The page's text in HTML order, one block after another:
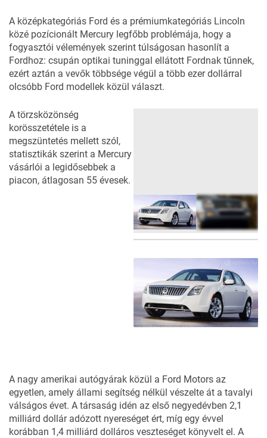
A középkategóriás Ford és a prémiumkategóriás Lincoln
közé pozícionált Mercury legfőbb problémája, hogy a
fogyasztói vélemények szerint túlságosan hasonlít a
Fordhoz: csupán optikai tuninggal ellátott Fordnak tűnnek,
ezért aztán a vevők többsége végül a több ezer dollárral
olcsóbb Ford modellek közül választ.
A törzsközönség
korösszetétele is a
megszüntetés mellett szól,
statisztikák szerint a Mercury
vásárlói a legidősebbek a
piacon, átlagosan 55 évesek.
A nagy amerikai autógyárak közül a Ford Motors az
egyetlen, amely állami segítség nélkül vészelte át a tavalyi
válságos évet. A társaság idén az első negyedévben 2,1
milliárd dollár adózott nyereséget ért, míg egy évvel
korábban 1,4 milliárd dolláros veszteséget könyvelt el. A